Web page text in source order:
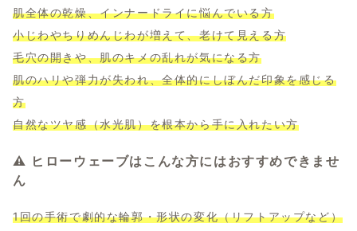
肌全体の乾燥、インナードライに悩んでいる方
小じわやちりめんじわが増えて、老けて見える方
毛穴の開きや、肌のキメの乱れが気になる方
肌のハリや弾力が失われ、全体的にしぼんだ印象を感じる
方
自然なツヤ感（水光肌）を根本から手に入れたい方
⚠️ ヒローウェーブはこんな方にはおすすめできませ
ん
1回の手術で劇的な輪郭・形状の変化（リフトアップなど）